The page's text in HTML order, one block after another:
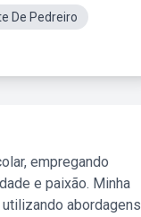
De Pedreiro
empregando
e paixão. Minha
abordagens